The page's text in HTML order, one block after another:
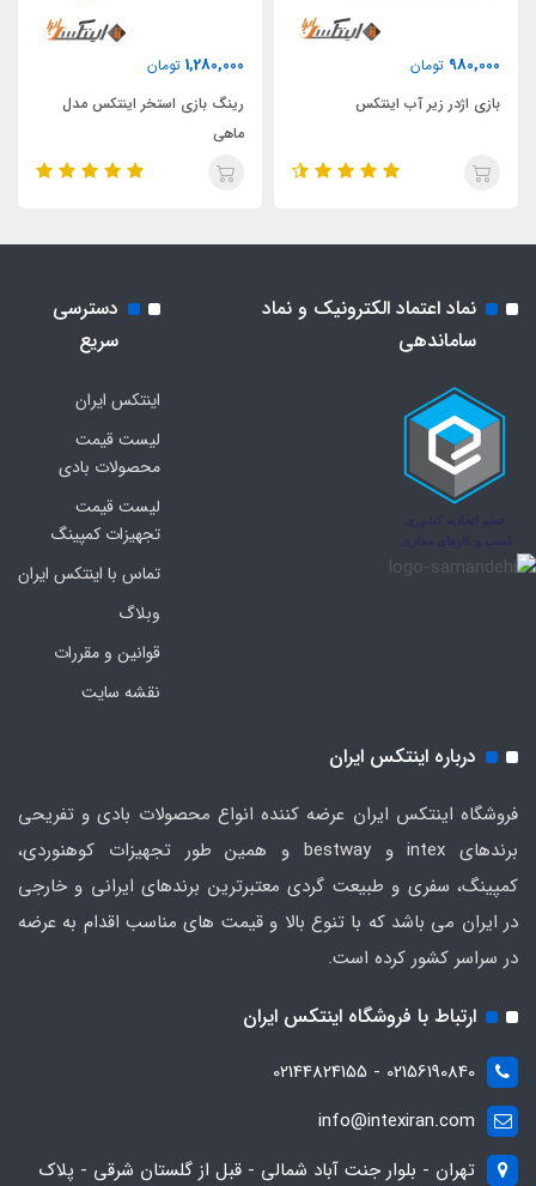
980,000 تومان
بازی اژدر زیر آب اینتکس
1,280,000 تومان
رینگ بازی استخر اینتکس مدل
ماهی
نماد اعتماد الکترونیک و نماد
ساماندهی
دسترسی
سریع
اینتکس ایران
لیست قیمت
محصولات بادی
لیست قیمت
تجهیزات کمپینگ
تماس با اینتکس ایران
وبلاگ
قوانین و مقررات
نقشه سایت
درباره اینتکس ایران
فروشگاه اینتکس ایران عرضه کننده انواع محصولات بادی و تفریحی
برندهای intex و bestway و همین طور تجهیزات کوهنوردی،
کمپینگ، سفری و طبیعت گردی معتبرترین برندهای ایرانی و خارجی
در ایران می باشد که با تنوع بالا و قیمت های مناسب اقدام به عرضه
در سراسر کشور کرده است.
ارتباط با فروشگاه اینتکس ایران
02156190840 - 02144824155
info@intexiran.com
تهران - بلوار جنت آباد شمالی - قبل از گلستان شرقی - پلاک